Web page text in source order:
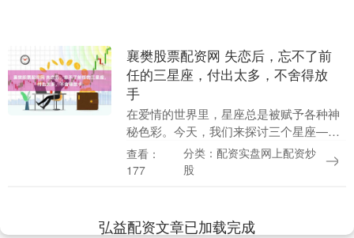
襄樊股票配资网 失恋后，忘不了前
任的三星座，付出太多，不舍得放
手
在爱情的世界里，星座总是被赋予各种神
秘色彩。今天，我们来探讨三个星座——
白羊座、天蝎座和双鱼座——它们在失恋
后难以释怀前任的原因。 接下来是天蝎
查看：
177
分类：配资实盘网上配资炒
股
弘益配资文章已加载完成